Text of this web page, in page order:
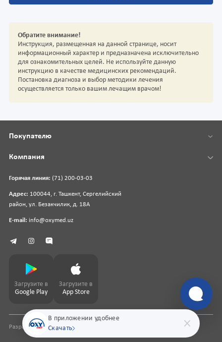
Обратите внимание!
Инструкция, размещенная на данной странице, носит
информационный характер и предназначена исключительно
для ознакомительных целей. Не используйте данную
инструкцию в качестве медицинских рекомендаций.
Постановка диагноза и выбор методики лечения
осуществляется только вашим лечащим врачом!
В приложении удобнее
Скачать
Горячая линия: (71) 200-03-03
Адрес: 100044, г. Ташкент, Сергелийский
район, ул. Безакчилик, д. 18А
E-mail: info@oxymed.uz
Покупателю
Компания
Загрузите в
Google Play
Загрузите в
App Store
Разработка сайтаpharmit.uz